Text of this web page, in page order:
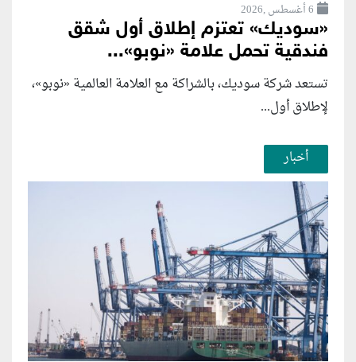
6 أغسطس ,2026
«سوديك» تعتزم إطلاق أول شقق
فندقية تحمل علامة «نوبو»...
تستعد شركة سوديك، بالشراكة مع العلامة العالمية «نوبو»،
لإطلاق أول...
أخبار